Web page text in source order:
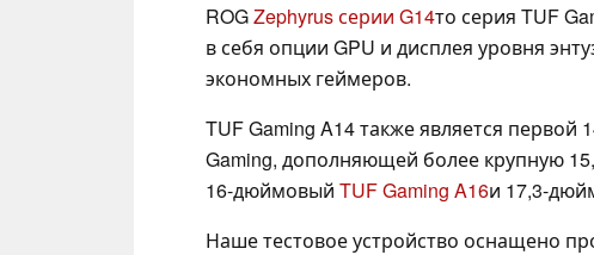
ROGZephyrus серии G14то серия TUF
в себя опции GPU и дисплея уровня
экономных геймеров.
TUF Gaming A14 также является
Gaming, дополняющей более крупную
16-дюймовый TUF Gaming A16и 17,3-
Наше тестовое устройство оснащено